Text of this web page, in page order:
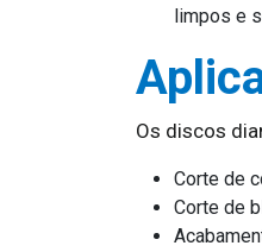
limpos e
Os discos
Corte de
Corte de